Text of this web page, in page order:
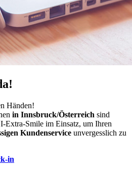
Händen!
in Innsbruck/Österreich sind
Extra-Smile im Einsatz, um Ihren
Kundenservice unvergesslich zu
in